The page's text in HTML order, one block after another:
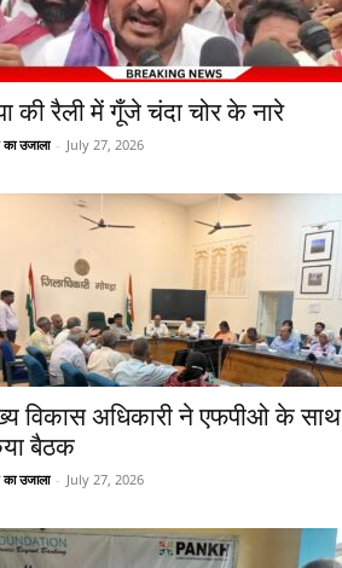
की रैली में गूँजे चंदा चोर के नारे
उजाला - July 27, 2026
विकास अधिकारी ने एफपीओ के साथ
बैठक
उजाला - July 27, 2026